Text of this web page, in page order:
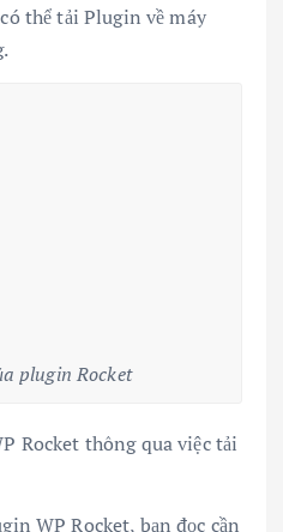
thể tải Plugin về máy
plugin Rocket
Rocket thông qua việc tải
WP Rocket, bạn đọc cần